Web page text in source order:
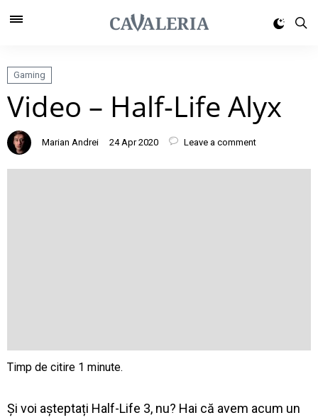
Gaming
Video – Half-Life Alyx
Marian Andrei 24 Apr 2020 Leave a comment
Și voi așteptați Half-Life 3, nu? Hai că avem acum un